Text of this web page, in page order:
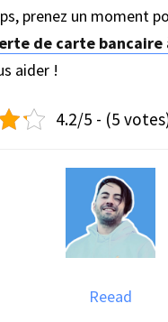
prenez un moment
de carte bancaire
aider !
4.2/5 - (5
Reead